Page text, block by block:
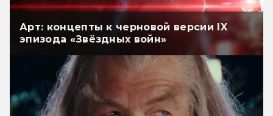
Арт: концепты к черновой версии IX
эпизода «Звёздных войн»